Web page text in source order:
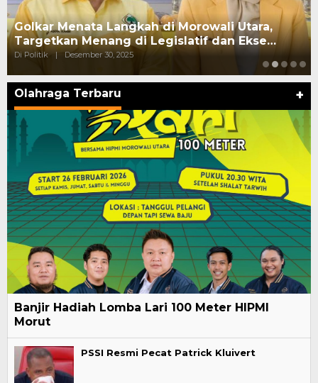
Golkar Menata Langkah di Morowali Utara,
Targetkan Menang di Legislatif dan Ekse…
Di Politik | Desember 30, 2025
Olahraga Terbaru +
Banjir Hadiah Lomba Lari 100 Meter HIPMI
Morut
PSSI Resmi Pecat Patrick Kluivert